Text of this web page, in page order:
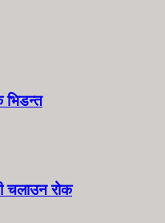
भिडन्त
चलाउन रोक